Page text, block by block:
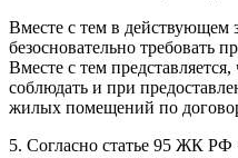
Вместе с тем в действующем
безосновательно
Вместе с тем
соблюдать и при
жилых помещений по
5. Согласно статье 95 ЖК